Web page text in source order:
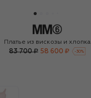
MM6
Платье из вискозы и хлопка
83 700 ₽ 58 600 ₽ -30%